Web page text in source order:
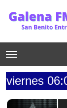
- 08:00